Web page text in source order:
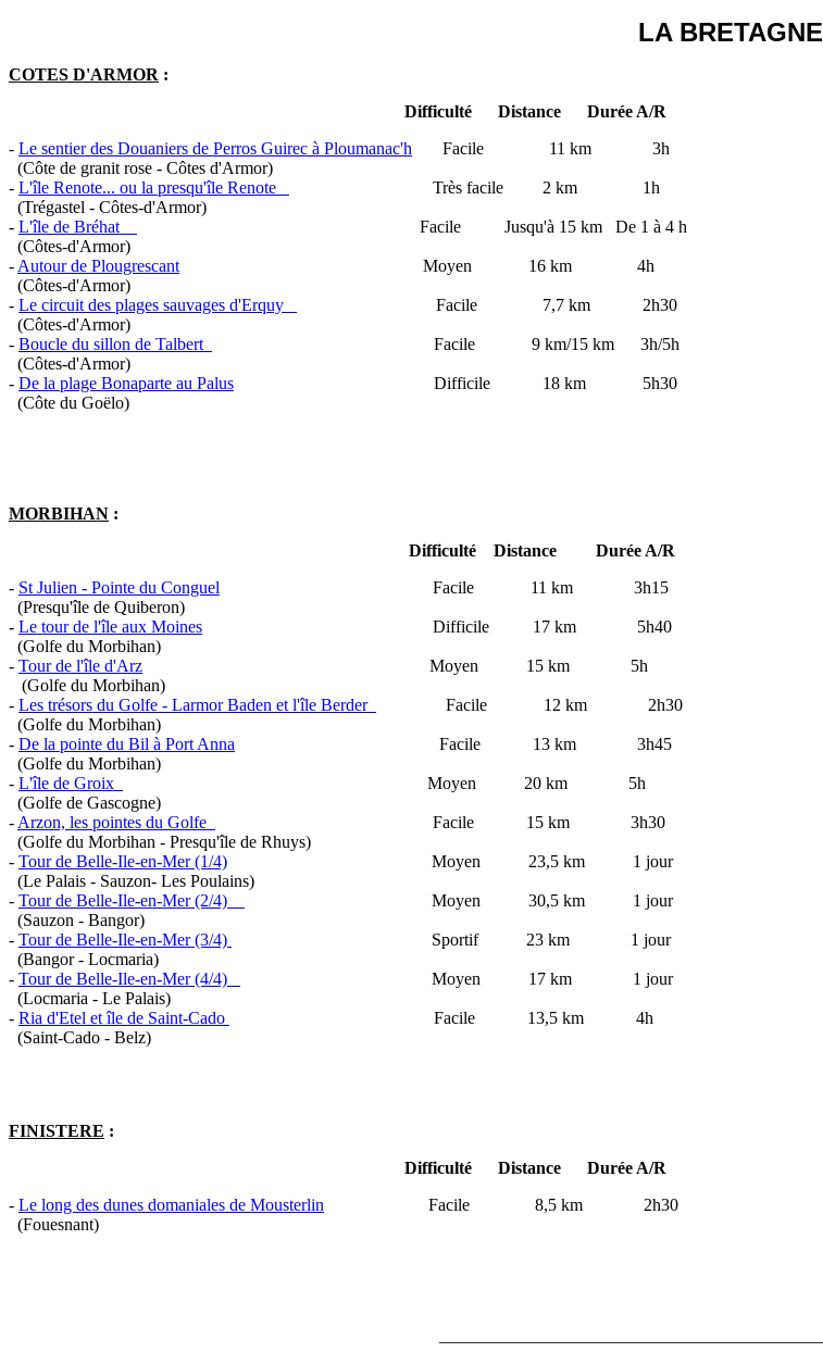
LA BRETAGNE
COTES D'ARMOR :
Difficulté Distance Durée A/R
- Le sentier des Douaniers de Perros Guirec à Ploumanac'h Facile 11 km 3h
(Côte de granit rose - Côtes d'Armor)
- L'île Renote... ou la presqu'île Renote
Très facile 2 km 1h
(Trégastel - Côtes-d'Armor)
- L'île de Bréhat
Facile Jusqu'à 15 km De 1 à 4 h
(Côtes-d'Armor)
- Autour de Plougrescant Moyen 16 km 4h
(Côtes-d'Armor)
- Le circuit des plages sauvages d'Erquy
Facile 7,7 km 2h30
(Côtes-d'Armor)
- Boucle du sillon de Talbert
Facile 9 km/15 km 3h/5h
(Côtes-d'Armor)
- De la plage Bonaparte au Palus Difficile 18 km 5h30
(Côte du Goëlo)
MORBIHAN :
Difficulté Distance Durée A/R
- St Julien - Pointe du Conguel Facile 11 km 3h15
(Presqu'île de Quiberon)
- Le tour de l'île aux Moines Difficile 17 km 5h40
(Golfe du Morbihan)
- Tour de l'île d'Arz Moyen 15 km 5h
(Golfe du Morbihan)
- Les trésors du Golfe - Larmor Baden et l'île Berder
Facile 12 km 2h30
(Golfe du Morbihan)
- De la pointe du Bil à Port Anna Facile 13 km 3h45
(Golfe du Morbihan)
- L'île de Groix
Moyen 20 km 5h
(Golfe de Gascogne)
- Arzon, les pointes du Golfe
Facile 15 km 3h30
(Golfe du Morbihan - Presqu'île de Rhuys)
- Tour de Belle-Ile-en-Mer (1/4) Moyen 23,5 km 1 jour
(Le Palais - Sauzon- Les Poulains)
- Tour de Belle-Ile-en-Mer (2/4)
Moyen 30,5 km 1 jour
(Sauzon - Bangor)
- Tour de Belle-Ile-en-Mer (3/4)
Sportif 23 km 1 jour
(Bangor - Locmaria)
- Tour de Belle-Ile-en-Mer (4/4)
Moyen 17 km 1 jour
(Locmaria - Le Palais)
- Ria d'Etel et île de Saint-Cado
Facile 13,5 km 4h
(Saint-Cado - Belz)
FINISTERE :
Difficulté Distance Durée A/R
- Le long des dunes domaniales de Mousterlin Facile 8,5 km 2h30
(Fouesnant)